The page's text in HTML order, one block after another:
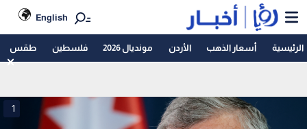
English
الرئيسية أسعار الذهب الأردن مونديال 2026 فلسطين طقس
1